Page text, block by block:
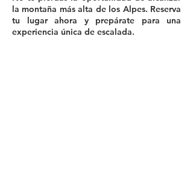
la montaña más alta de los Alpes. Reserva
tu lugar ahora y prepárate para una
experiencia única de escalada.